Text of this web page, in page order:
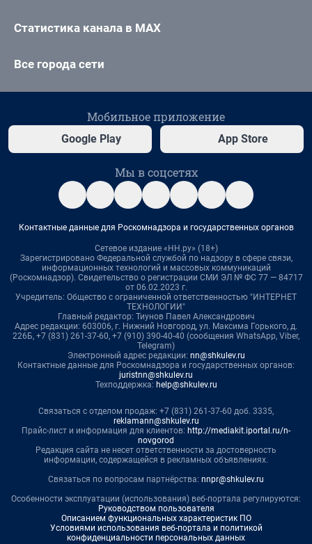
Статистика канала в MAX
Все города сети
Мобильное приложение
Google Play App Store
Мы в соцсетях
Контактные данные для Роскомнадзора и государственных органов
Сетевое издание «НН.ру» (18+)
Зарегистрировано Федеральной службой по надзору в сфере связи,
информационных технологий и массовых коммуникаций
(Роскомнадзор). Свидетельство о регистрации СМИ ЭЛ № ФС 77 — 84717
от 06.02.2023 г.
Учредитель: Общество с ограниченной ответственностью "ИНТЕРНЕТ
ТЕХНОЛОГИИ"
Главный редактор: Тиунов Павел Александрович
Адрес редакции: 603006, г. Нижний Новгород, ул. Максима Горького, д.
226Б, +7 (831) 261-37-60, +7 (910) 390-40-40 (сообщения WhatsApp, Viber,
Telegram)
Электронный адрес редакции: nn@shkulev.ru
Контактные данные для Роскомнадзора и государственных органов:
juristnn@shkulev.ru
Техподдержка: help@shkulev.ru
Связаться с отделом продаж: +7 (831) 261-37-60 доб. 3335,
reklamann@shkulev.ru
Прайс-лист и информация для клиентов: http://mediakit.iportal.ru/n-
novgorod
Редакция сайта не несет ответственности за достоверность
информации, содержащейся в рекламных объявлениях.
Связаться по вопросам партнёрства: nnpr@shkulev.ru
Особенности эксплуатации (использования) веб-портала регулируются:
Руководством пользователя
Описанием функциональных характеристик ПО
Условиями использования веб-портала и политикой
конфиденциальности персональных данных